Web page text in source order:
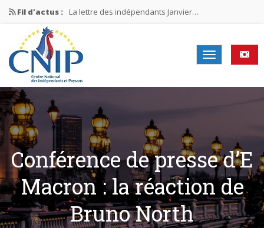
Fil d'actus : La lettre des indépendants Janvier…
La lettre des indépendants Novembre…
La lettre des indépendants Juin…
Mission nationale ÉLECTIONS MUNICIPALES 2026
La lettre des indépendants N°2-2026
Conférence de presse d’E
Macron : la réaction de
Bruno North